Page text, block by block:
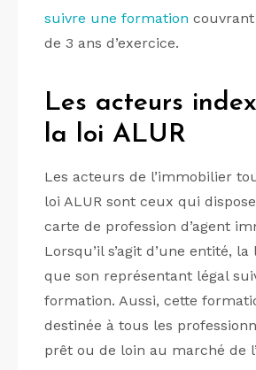
suivre une formation
de 3 ans d’exercice.
Les acteurs
la loi ALUR
Les acteurs de l’immobilier
loi ALUR sont ceux qui
carte de profession d’agent
Lorsqu’il s’agit d’une entité, la
que son représentant légal
formation. Aussi, cette
destinée à tous les
prêt ou de loin au marché de